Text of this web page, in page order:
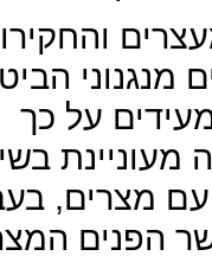
מנגנוני
על כך
מעוניינת
עם מצרים,
הפנים